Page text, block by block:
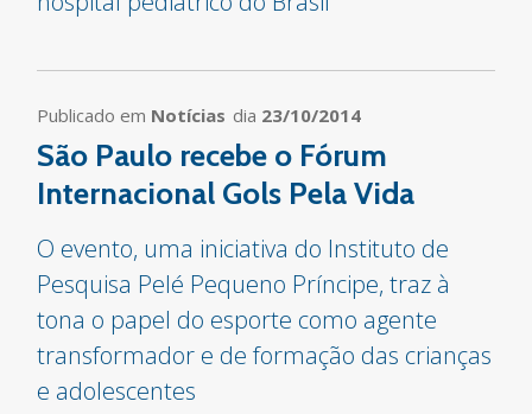
Publicado em Notícias dia 23/10/2014
São Paulo recebe o Fórum
Internacional Gols Pela Vida
O evento, uma iniciativa do Instituto de
Pesquisa Pelé Pequeno Príncipe, traz à
tona o papel do esporte como agente
transformador e de formação das crianças
e adolescentes